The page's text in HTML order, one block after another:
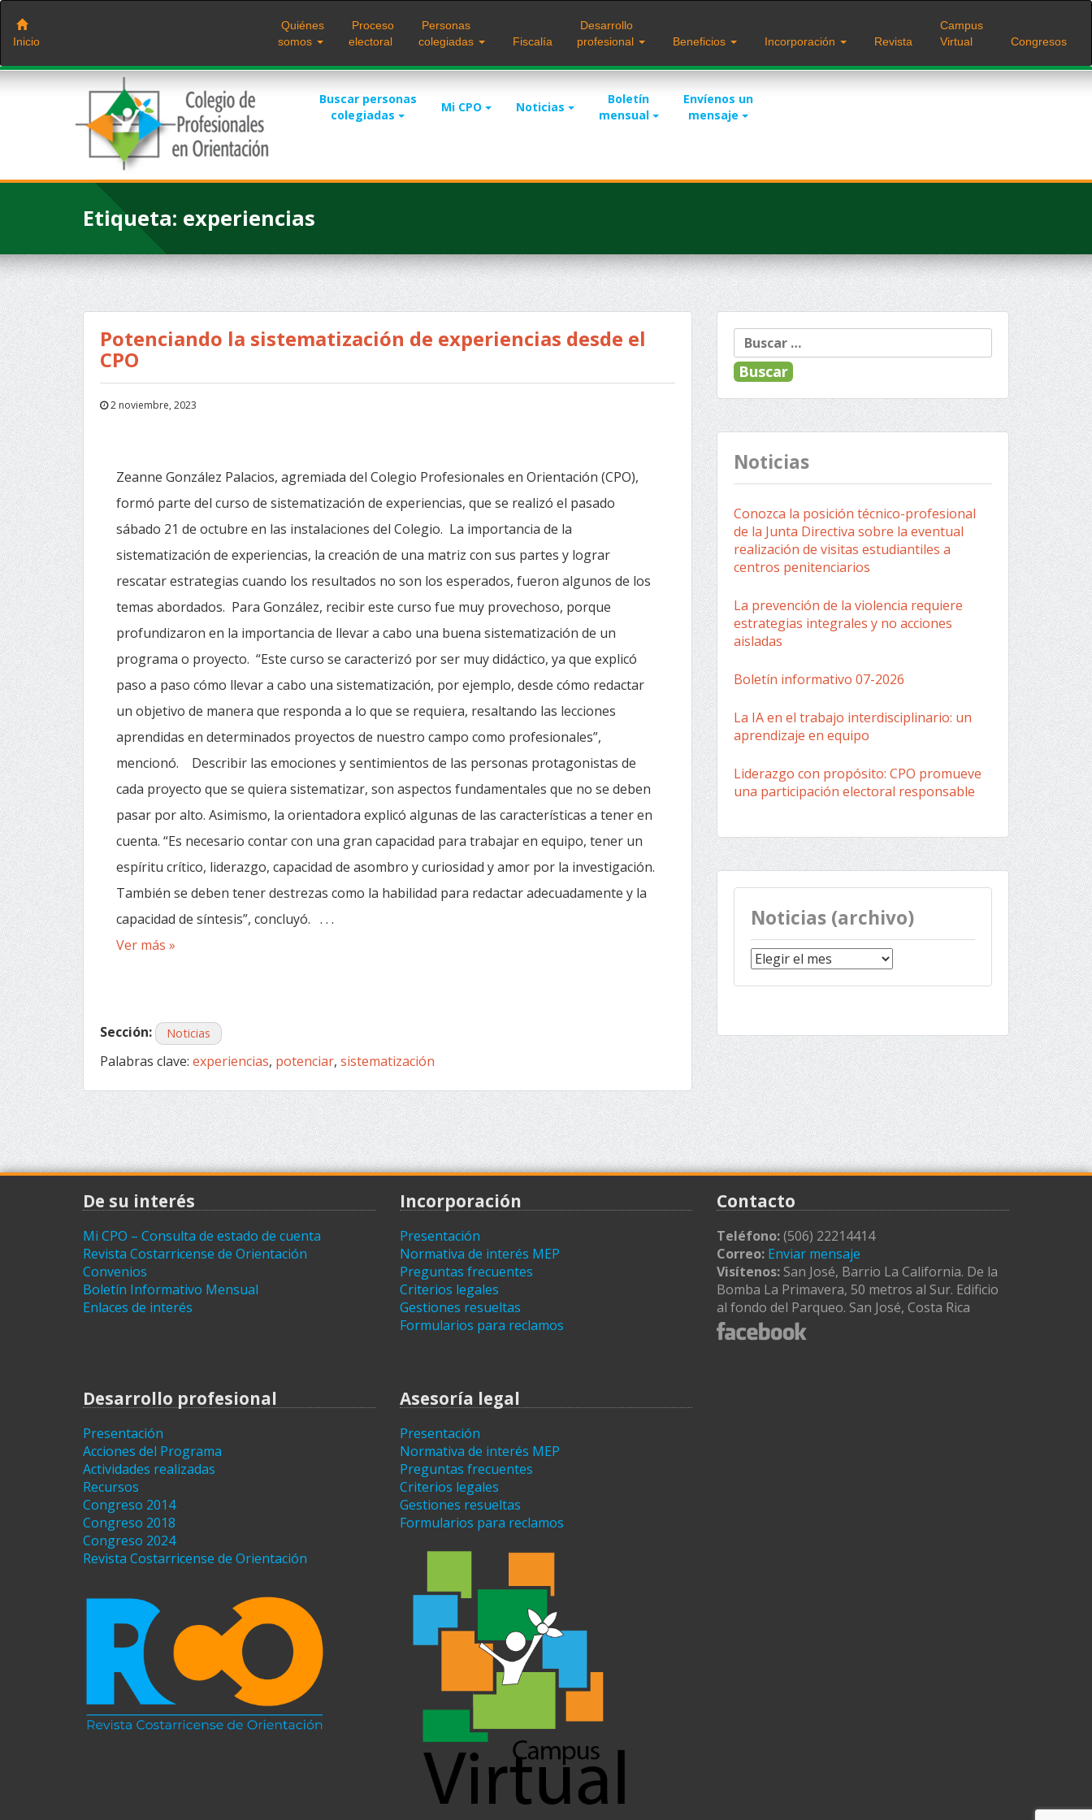
Saltar
contenido
Inicio
Quiénes
somos
Proceso
electoral
Personas
colegiadas
Fiscalía
Desarrollo
profesional
Beneficios Incorporación Revista
Campus
Virtual
Congresos
Buscar personas
colegiadas
Mi CPO Noticias
Boletín
mensual
Envíenos un
mensaje
Etiqueta: experiencias
Potenciando la sistematización de experiencias desde el
CPO
2 noviembre, 2023
Zeanne González Palacios, agremiada del Colegio Profesionales en Orientación (CPO),
formó parte del curso de sistematización de experiencias, que se realizó el pasado
sábado 21 de octubre en las instalaciones del Colegio. La importancia de la
sistematización de experiencias, la creación de una matriz con sus partes y lograr
rescatar estrategias cuando los resultados no son los esperados, fueron algunos de los
temas abordados. Para González, recibir este curso fue muy provechoso, porque
profundizaron en la importancia de llevar a cabo una buena sistematización de un
programa o proyecto. “Este curso se caracterizó por ser muy didáctico, ya que explicó
paso a paso cómo llevar a cabo una sistematización, por ejemplo, desde cómo redactar
un objetivo de manera que responda a lo que se requiera, resaltando las lecciones
aprendidas en determinados proyectos de nuestro campo como profesionales”,
mencionó. Describir las emociones y sentimientos de las personas protagonistas de
cada proyecto que se quiera sistematizar, son aspectos fundamentales que no se deben
pasar por alto. Asimismo, la orientadora explicó algunas de las características a tener en
cuenta. “Es necesario contar con una gran capacidad para trabajar en equipo, tener un
espíritu crítico, liderazgo, capacidad de asombro y curiosidad y amor por la investigación.
También se deben tener destrezas como la habilidad para redactar adecuadamente y la
capacidad de síntesis”, concluyó. . . .
Ver más »
Sección: Noticias
Palabras clave: experiencias, potenciar, sistematización
Buscar:
Noticias
Conozca la posición técnico-profesional
de la Junta Directiva sobre la eventual
realización de visitas estudiantiles a
centros penitenciarios
La prevención de la violencia requiere
estrategias integrales y no acciones
aisladas
Boletín informativo 07-2026
La IA en el trabajo interdisciplinario: un
aprendizaje en equipo
Liderazgo con propósito: CPO promueve
una participación electoral responsable
Noticias (archivo)
Noticias
(archivo)
De su interés
Mi CPO – Consulta de estado de cuenta
Revista Costarricense de Orientación
Convenios
Boletín Informativo Mensual
Enlaces de interés
Incorporación
Presentación
Normativa de interés MEP
Preguntas frecuentes
Criterios legales
Gestiones resueltas
Formularios para reclamos
Contacto
Teléfono:(506) 22214414
Correo: Enviar mensaje
Visítenos: San José, Barrio La California. De la
Bomba La Primavera, 50 metros al Sur. Edificio
al fondo del Parqueo. San José, Costa Rica
Desarrollo profesional
Presentación
Acciones del Programa
Actividades realizadas
Recursos
Congreso 2014
Congreso 2018
Congreso 2024
Revista Costarricense de Orientación
Asesoría legal
Presentación
Normativa de interés MEP
Preguntas frecuentes
Criterios legales
Gestiones resueltas
Formularios para reclamos